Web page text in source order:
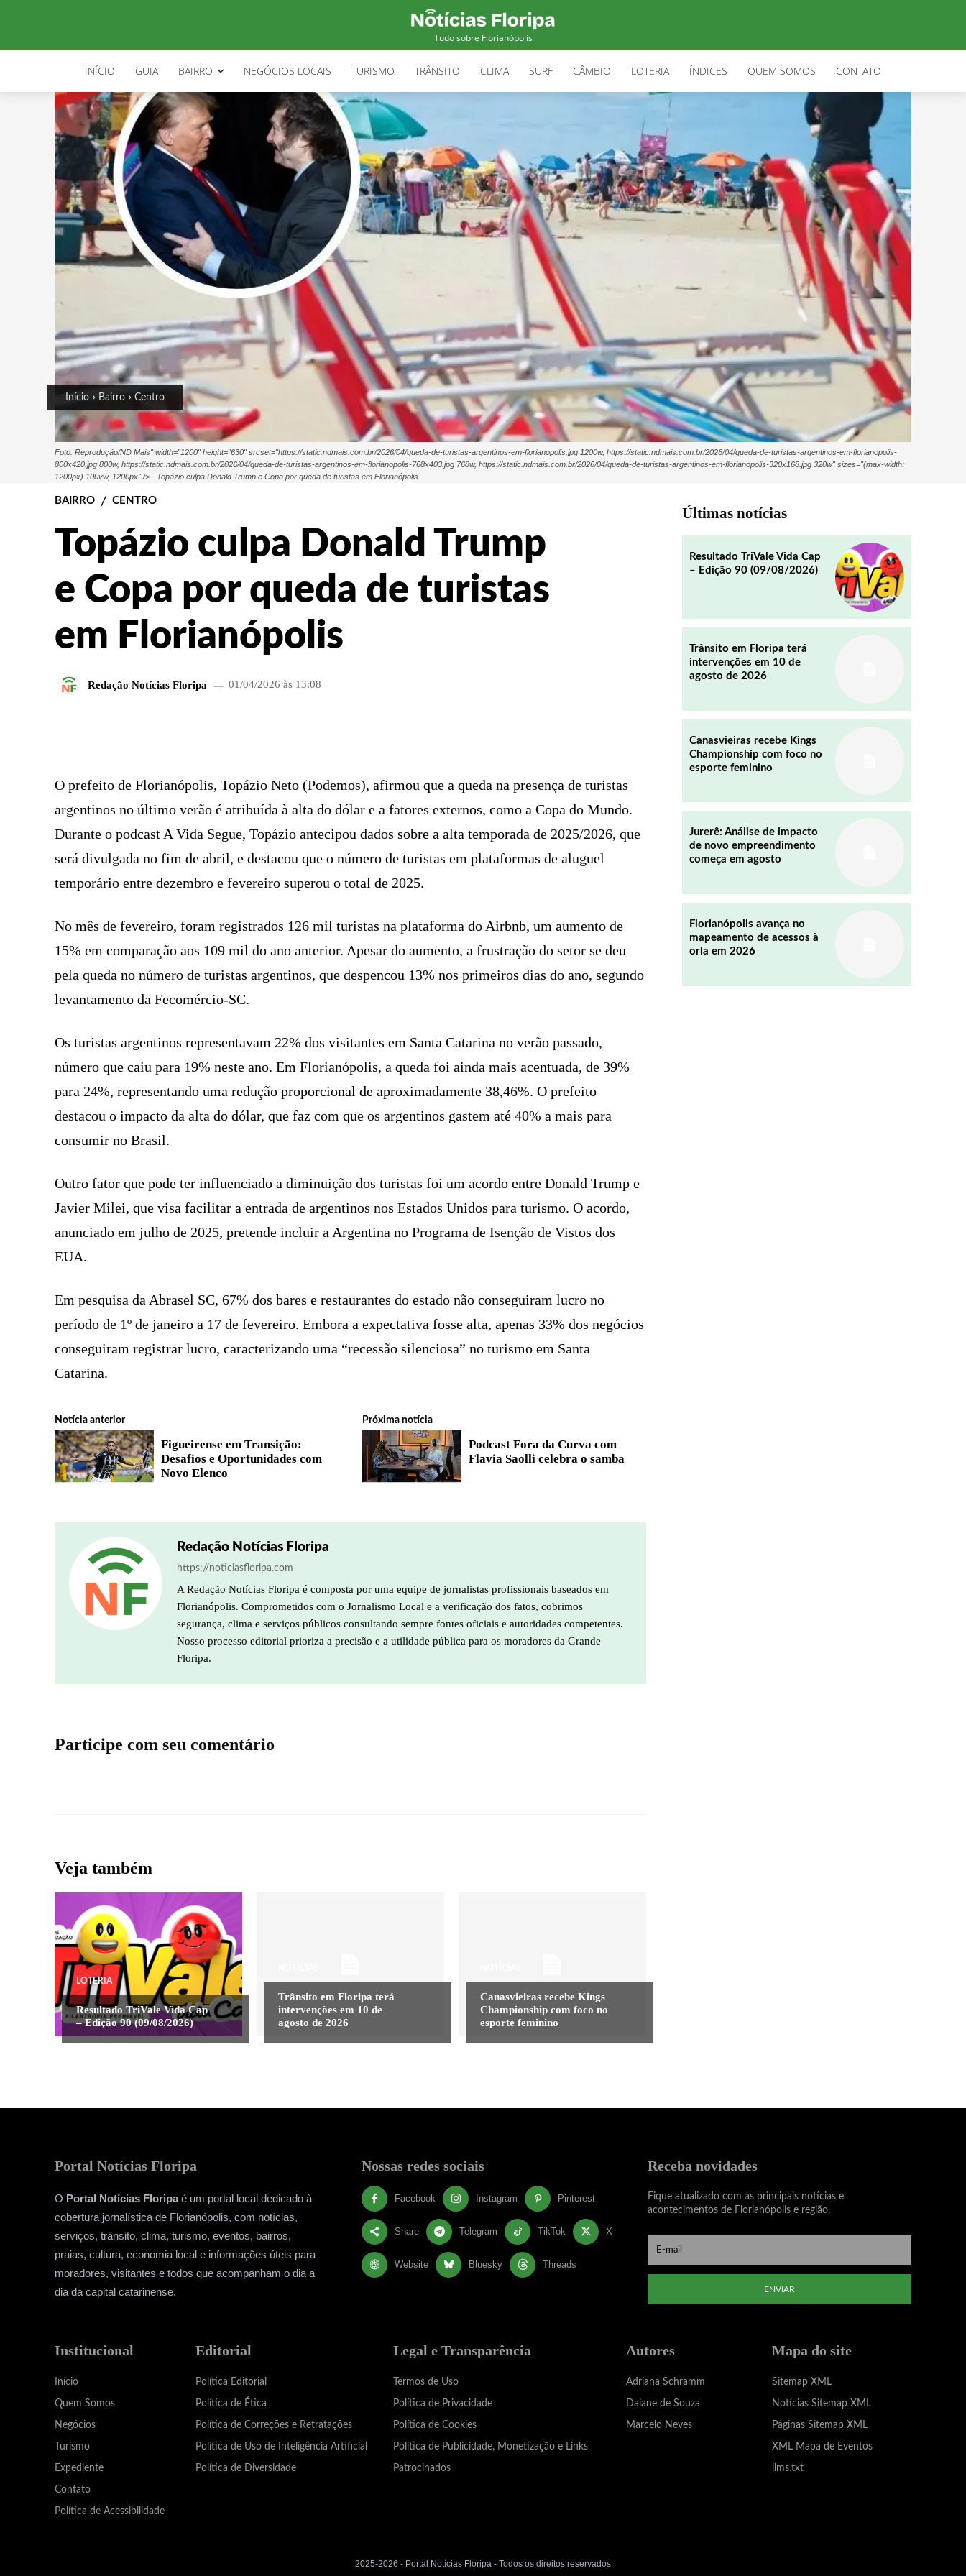
Tudo sobre Florianópolis
INÍCIO GUIA BAIRRO NEGÓCIOS LOCAIS TURISMO TRÂNSITO CLIMA SURF CÂMBIO LOTERIA ÍNDICES QUEM SOMOS CONTATO
Início Bairro Centro
Foto: Reprodução/ND Mais" width="1200" height="630" srcset="https://static.ndmais.com.br/2026/04/queda-de-turistas-argentinos-em-florianopolis.jpg 1200w, https://static.ndmais.com.br/2026/04/queda-de-turistas-argentinos-em-florianopolis-
800x420.jpg 800w, https://static.ndmais.com.br/2026/04/queda-de-turistas-argentinos-em-florianopolis-768x403.jpg 768w, https://static.ndmais.com.br/2026/04/queda-de-turistas-argentinos-em-florianopolis-320x168.jpg 320w" sizes="(max-width:
1200px) 100vw, 1200px" /> - Topázio culpa Donald Trump e Copa por queda de turistas em Florianópolis
BAIRRO CENTRO
Topázio culpa Donald Trump
e Copa por queda de turistas
em Florianópolis
Redação Notícias Floripa 01/04/2026 às 13:08
O prefeito de Florianópolis, Topázio Neto (Podemos), afirmou que a queda na presença de turistas
argentinos no último verão é atribuída à alta do dólar e a fatores externos, como a Copa do Mundo.
Durante o podcast A Vida Segue, Topázio antecipou dados sobre a alta temporada de 2025/2026, que
será divulgada no fim de abril, e destacou que o número de turistas em plataformas de aluguel
temporário entre dezembro e fevereiro superou o total de 2025.
No mês de fevereiro, foram registrados 126 mil turistas na plataforma do Airbnb, um aumento de
15% em comparação aos 109 mil do ano anterior. Apesar do aumento, a frustração do setor se deu
pela queda no número de turistas argentinos, que despencou 13% nos primeiros dias do ano, segundo
levantamento da Fecomércio-SC.
Os turistas argentinos representavam 22% dos visitantes em Santa Catarina no verão passado,
número que caiu para 19% neste ano. Em Florianópolis, a queda foi ainda mais acentuada, de 39%
para 24%, representando uma redução proporcional de aproximadamente 38,46%. O prefeito
destacou o impacto da alta do dólar, que faz com que os argentinos gastem até 40% a mais para
consumir no Brasil.
Outro fator que pode ter influenciado a diminuição dos turistas foi um acordo entre Donald Trump e
Javier Milei, que visa facilitar a entrada de argentinos nos Estados Unidos para turismo. O acordo,
anunciado em julho de 2025, pretende incluir a Argentina no Programa de Isenção de Vistos dos
EUA.
Em pesquisa da Abrasel SC, 67% dos bares e restaurantes do estado não conseguiram lucro no
período de 1º de janeiro a 17 de fevereiro. Embora a expectativa fosse alta, apenas 33% dos negócios
conseguiram registrar lucro, caracterizando uma “recessão silenciosa” no turismo em Santa
Catarina.
Notícia anterior
Figueirense em Transição:
Desafios e Oportunidades com
Novo Elenco
Próxima notícia
Podcast Fora da Curva com
Flavia Saolli celebra o samba
Redação Notícias Floripa
https://noticiasfloripa.com
A Redação Notícias Floripa é composta por uma equipe de jornalistas profissionais baseados em
Florianópolis. Comprometidos com o Jornalismo Local e a verificação dos fatos, cobrimos
segurança, clima e serviços públicos consultando sempre fontes oficiais e autoridades competentes.
Nosso processo editorial prioriza a precisão e a utilidade pública para os moradores da Grande
Floripa.
Participe com seu comentário
Veja também
LOTERIA
Resultado TriVale Vida Cap
– Edição 90 (09/08/2026)
Trânsito em Floripa terá
intervenções em 10 de
agosto de 2026
Canasvieiras recebe Kings
Championship com foco no
esporte feminino
Últimas notícias
Resultado TriVale Vida Cap
– Edição 90 (09/08/2026)
Trânsito em Floripa terá
intervenções em 10 de
agosto de 2026
Canasvieiras recebe Kings
Championship com foco no
esporte feminino
Jurerê: Análise de impacto
de novo empreendimento
começa em agosto
Florianópolis avança no
mapeamento de acessos à
orla em 2026
Portal Notícias Floripa
O Portal Notícias Floripaé um portal local dedicado à
cobertura jornalística de Florianópolis, com notícias,
serviços, trânsito, clima, turismo, eventos, bairros,
praias, cultura, economia local e informações úteis para
moradores, visitantes e todos que acompanham o dia a
dia da capital catarinense.
Nossas redes sociais
Facebook Instagram Pinterest
Share Telegram TikTok X
Website Bluesky Threads
Receba novidades
Fique atualizado com as principais notícias e
acontecimentos de Florianópolis e região.
ENVIAR
Institucional
Início
Quem Somos
Negócios
Turismo
Expediente
Contato
Política de Acessibilidade
Editorial
Política Editorial
Política de Ética
Política de Correções e Retratações
Política de Uso de Inteligência Artificial
Política de Diversidade
Legal e Transparência
Termos de Uso
Política de Privacidade
Política de Cookies
Política de Publicidade, Monetização e Links
Patrocinados
Autores
Adriana Schramm
Daiane de Souza
Marcelo Neves
Mapa do site
Sitemap XML
Notícias Sitemap XML
Páginas Sitemap XML
XML Mapa de Eventos
llms.txt
2025-2026 - Portal Notícias Floripa - Todos os direitos reservados